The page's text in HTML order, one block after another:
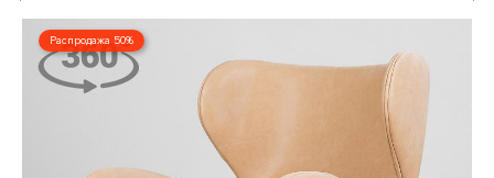
Распродажа 50%